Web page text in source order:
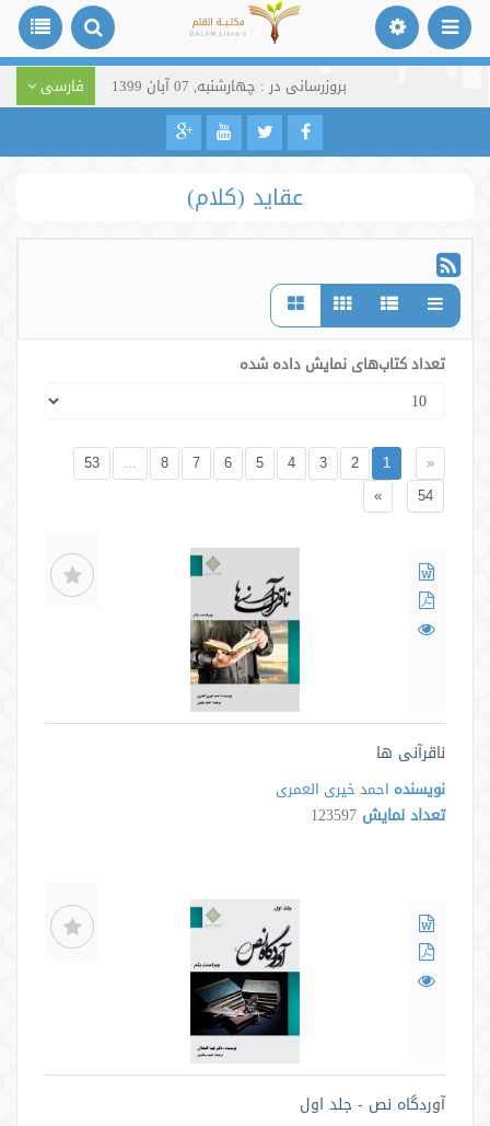
بروزرسانی در : چهارشنبه, 07 آبان 1399 فارسی
عقاید (کلام)
تعداد کتاب‌های نمایش داده شده
«
1
2
3
4
5
6
7
8
...
53
54
»
ناقرآنی ها
نویسنده احمد خیری العمری
تعداد نمایش 123597
آوردگاه نص - جلد اول